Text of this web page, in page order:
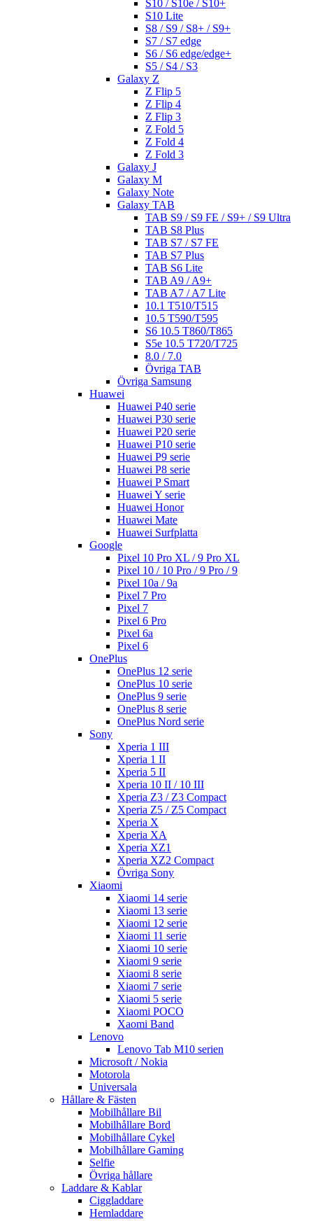
S10 / S10e / S10+
S10 Lite
S8 / S9 / S8+ / S9+
S7 / S7 edge
S6 / S6 edge/edge+
S5 / S4 / S3
Galaxy Z
Z Flip 5
Z Flip 4
Z Flip 3
Z Fold 5
Z Fold 4
Z Fold 3
Galaxy J
Galaxy M
Galaxy Note
Galaxy TAB
TAB S9 / S9 FE / S9+ / S9 Ultra
TAB S8 Plus
TAB S7 / S7 FE
TAB S7 Plus
TAB S6 Lite
TAB A9 / A9+
TAB A7 / A7 Lite
10.1 T510/T515
10.5 T590/T595
S6 10.5 T860/T865
S5e 10.5 T720/T725
8.0 / 7.0
Övriga TAB
Övriga Samsung
Huawei
Huawei P40 serie
Huawei P30 serie
Huawei P20 serie
Huawei P10 serie
Huawei P9 serie
Huawei P8 serie
Huawei P Smart
Huawei Y serie
Huawei Honor
Huawei Mate
Huawei Surfplatta
Google
Pixel 10 Pro XL / 9 Pro XL
Pixel 10 / 10 Pro / 9 Pro / 9
Pixel 10a / 9a
Pixel 7 Pro
Pixel 7
Pixel 6 Pro
Pixel 6a
Pixel 6
OnePlus
OnePlus 12 serie
OnePlus 10 serie
OnePlus 9 serie
OnePlus 8 serie
OnePlus Nord serie
Sony
Xperia 1 III
Xperia 1 II
Xperia 5 II
Xperia 10 II / 10 III
Xperia Z3 / Z3 Compact
Xperia Z5 / Z5 Compact
Xperia X
Xperia XA
Xperia XZ1
Xperia XZ2 Compact
Övriga Sony
Xiaomi
Xiaomi 14 serie
Xiaomi 13 serie
Xiaomi 12 serie
Xiaomi 11 serie
Xiaomi 10 serie
Xiaomi 9 serie
Xiaomi 8 serie
Xiaomi 7 serie
Xiaomi 5 serie
Xiaomi POCO
Xaomi Band
Lenovo
Lenovo Tab M10 serien
Microsoft / Nokia
Motorola
Universala
Hållare & Fästen
Mobilhållare Bil
Mobilhållare Bord
Mobilhållare Cykel
Mobilhållare Gaming
Selfie
Övriga hållare
Laddare & Kablar
Ciggladdare
Hemladdare